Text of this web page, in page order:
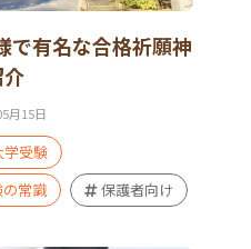
で有名な合格祈願神
月15日
受験
常識
保護者向け